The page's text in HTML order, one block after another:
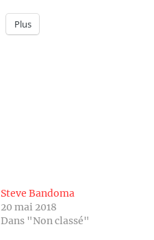
Plus
Steve Bandoma
20 mai 2018
Dans "Non classé"